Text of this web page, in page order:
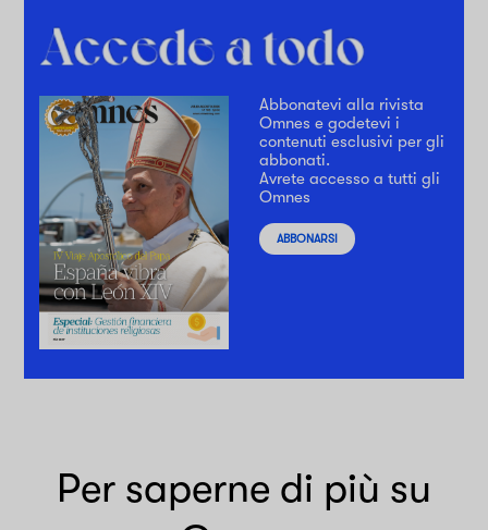
Abbonatevi alla rivista
Omnes e godetevi i
contenuti esclusivi per gli
abbonati.
Avrete accesso a tutti gli
Omnes
ABBONARSI
Per saperne di più su